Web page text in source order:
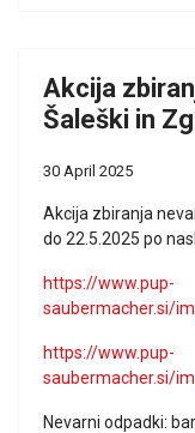
Akcija
Šaleški in
30 April 2025
Akcija zbiranja
do 22.5.2025 po
https://www.pup-
saubermacher.si/
https://www.pup-
saubermacher.si/
Nevarni odpadki: